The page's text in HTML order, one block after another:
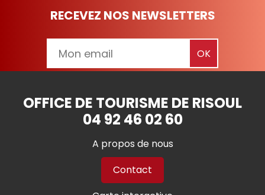
RECEVEZ NOS NEWSLETTERS
OFFICE DE TOURISME DE RISOUL
04 92 46 02 60
A propos de nous
Contact